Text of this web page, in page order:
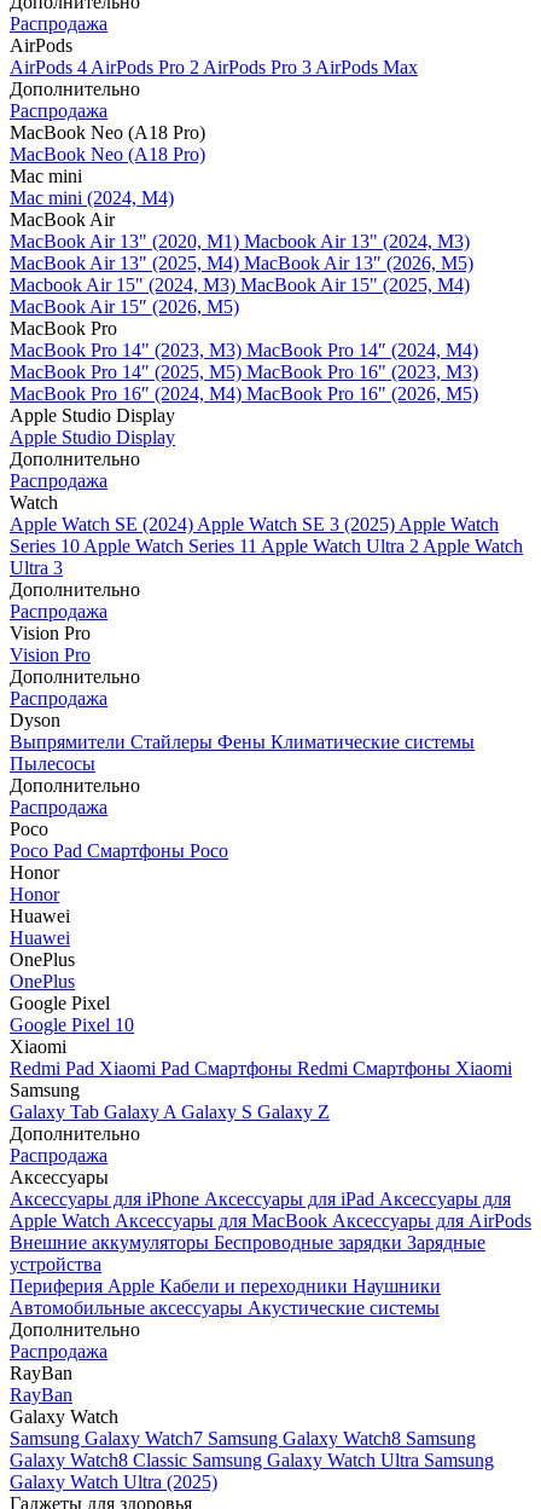
Распродажа
AirPods
AirPods 4 AirPods Pro 2 AirPods Pro 3 AirPods Max
Дополнительно
Распродажа
MacBook Neo (A18 Pro)
MacBook Neo (A18 Pro)
Mac mini
Mac mini (2024, M4)
MacBook Air
MacBook Air 13" (2020, M1) Macbook Air 13" (2024, M3)
MacBook Air 13" (2025, M4) MacBook Air 13″ (2026, M5)
Macbook Air 15" (2024, M3) MacBook Air 15" (2025, M4)
MacBook Air 15″ (2026, M5)
MacBook Pro
MacBook Pro 14" (2023, M3) MacBook Pro 14″ (2024, M4)
MacBook Pro 14″ (2025, M5) MacBook Pro 16" (2023, M3)
MacBook Pro 16″ (2024, M4) MacBook Pro 16" (2026, M5)
Apple Studio Display
Apple Studio Display
Дополнительно
Распродажа
Watch
Apple Watch SE (2024) Apple Watch SE 3 (2025) Apple Watch
Series 10 Apple Watch Series 11 Apple Watch Ultra 2 Apple Watch
Ultra 3
Дополнительно
Распродажа
Vision Pro
Vision Pro
Дополнительно
Распродажа
Dyson
Выпрямители Стайлеры Фены Климатические системы
Пылесосы
Дополнительно
Распродажа
Poco
Poco Pad Смартфоны Poco
Honor
Honor
Huawei
Huawei
OnePlus
OnePlus
Google Pixel
Google Pixel 10
Xiaomi
Redmi Pad Xiaomi Pad Смартфоны Redmi Смартфоны Xiaomi
Samsung
Galaxy Tab Galaxy A Galaxy S Galaxy Z
Дополнительно
Распродажа
Аксессуары
Аксессуары для iPhone Аксессуары для iPad Аксессуары для
Apple Watch Аксессуары для MacBook Аксессуары для AirPods
Внешние аккумуляторы Беспроводные зарядки Зарядные
устройства
Периферия Apple Кабели и переходники Наушники
Автомобильные аксессуары Акустические системы
Дополнительно
Распродажа
RayBan
RayBan
Galaxy Watch
Samsung Galaxy Watch7 Samsung Galaxy Watch8 Samsung
Galaxy Watch8 Classic Samsung Galaxy Watch Ultra Samsung
Galaxy Watch Ultra (2025)
Гаджеты для здоровья